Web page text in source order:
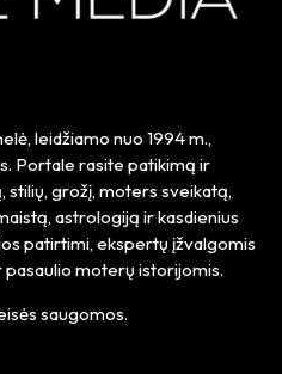
leidžiamo nuo 1994 m.,
Portale rasite patikimą ir
grožį, moters sveikatą,
astrologiją ir kasdienius
patirtimi, ekspertų įžvalgomis
moterų istorijomis.
saugomos.